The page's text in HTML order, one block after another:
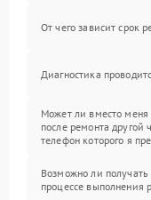
От чего зависит срок
Диагностика
Может ли вместо меня
после ремонта другой
телефон которого я
Возможно ли получать
процессе выполнения